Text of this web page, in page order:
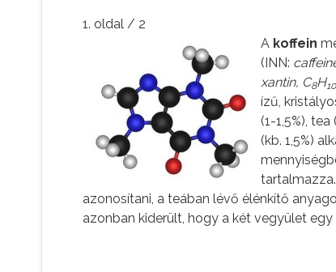
1. oldal / 2
A koffein
(INN:
xantin, C8H10
ízű,
(1-1,5%),
(kb. 1,5%)
azonosítani, a teában lévő élénkítő
azonban kiderült, hogy a két vegyület egy